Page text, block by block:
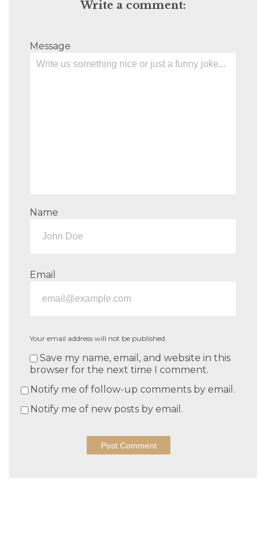
Write a comment:
Message
Name
Email
Your email address will not be published.
Save my name, email, and website in this
browser for the next time I comment.
Notify me of follow-up comments by email.
Notify me of new posts by email.